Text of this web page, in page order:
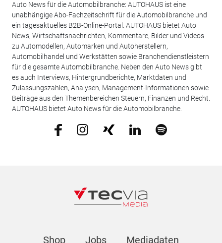
Auto News für die Automobilbranche: AUTOHAUS ist eine
unabhängige Abo-Fachzeitschrift für die Automobilbranche und
ein tagesaktuelles B2B-Online-Portal. AUTOHAUS bietet Auto
News, Wirtschaftsnachrichten, Kommentare, Bilder und Videos
zu Automodellen, Automarken und Autoherstellern,
Automobilhandel und Werkstätten sowie Branchendienstleistern
für die gesamte Automobilbranche. Neben den Auto News gibt
es auch Interviews, Hintergrundberichte, Marktdaten und
Zulassungszahlen, Analysen, Management-Informationen sowie
Beiträge aus den Themenbereichen Steuern, Finanzen und Recht.
AUTOHAUS bietet Auto News für die Automobilbranche.
Shop Jobs Mediadaten